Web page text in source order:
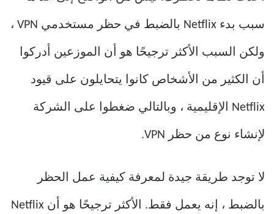
سبب بدء Netflix بالضبط في حظر مستخدمي VPN ،
ولكن السبب الأكثر ترجيحًا هو أن الموزعين أدركوا
أن الكثير من الأشخاص كانوا يتحايلون على قيود
Netflix الإقليمية ، وبالتالي ضغطوا على الشركة
لإنشاء نوع من حظر VPN.
لا توجد طريقة جيدة لمعرفة كيفية عمل الحظر
بالضبط ، إنه يعمل فقط. الأكثر ترجيحًا هو أن Netflix